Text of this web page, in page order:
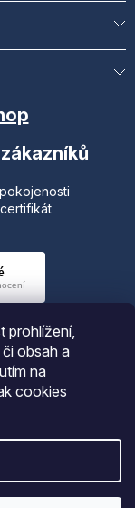
prohlížení,
obsah a
na
cookies